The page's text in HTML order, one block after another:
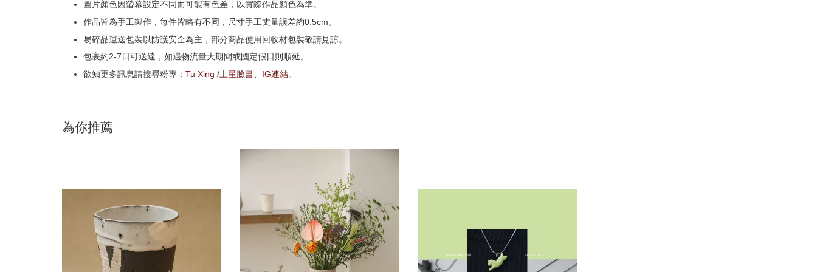
圖片顏色因螢幕設定不同而可能有色差，以實際作品顏色為準。
作品皆為手工製作，每件皆略有不同，尺寸手工丈量誤差約0.5cm。
易碎品運送包裝以防護安全為主，部分商品使用回收材包裝敬請見諒。
包裹約2-7日可送達，如遇物流量大期間或國定假日則順延。
欲知更多訊息請搜尋粉專： Tu Xing /土星臉書 IG連結。
為你推薦